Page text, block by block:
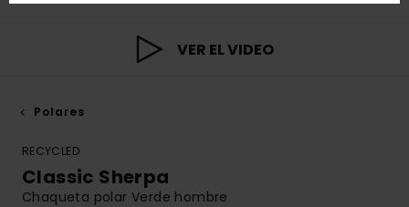
VER EL VIDEO
Polares
RECYCLED
Classic Sherpa
Chaqueta polar Verde hombre